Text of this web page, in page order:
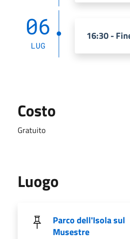
06
LUG
16:30 -
Costo
Gratuito
Luogo
Parco dell'Isola sul
Musestre